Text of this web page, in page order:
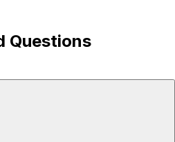
Questions